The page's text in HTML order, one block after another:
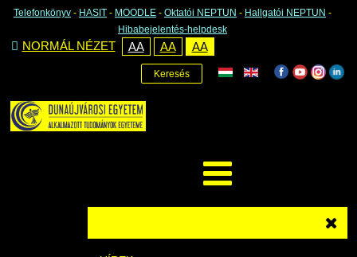
Telefonkönyv - HASIT - MOODLE - Oktatói NEPTUN - Hallgatói NEPTUN -
Hibabejelentés-helpdesk
NORMÁL NÉZET AA AA AA
Keresés